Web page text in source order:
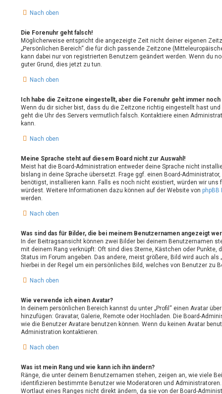
Nach oben
Die Forenuhr geht falsch!
Möglicherweise entspricht die angezeigte Zeit nicht deiner eigenen
„Persönlichen Bereich“ die für dich passende Zeitzone
kann dabei nur von registrierten Benutzern geändert werden. Wenn du
guter Grund, dies jetzt zu tun.
Nach oben
Ich habe die Zeitzone eingestellt, aber die Forenuhr geht immer noch
Wenn du dir sicher bist, dass du die Zeitzone richtig eingestellt hast
geht die Uhr des Servers vermutlich falsch. Kontaktiere einen
kann.
Nach oben
Meine Sprache steht auf diesem Board nicht zur Auswahl!
Meist hat die Board-Administration entweder deine Sprache nicht
bislang in deine Sprache übersetzt. Frage ggf. einen Board-
benötigst, installieren kann. Falls es noch nicht existiert, würden wir uns
würdest. Weitere Informationen dazu können auf der Website von phpBB
werden.
Nach oben
Was sind das für Bilder, die bei meinem Benutzernamen angezeigt
In der Beitragsansicht können zwei Bilder bei deinem Benutzernamen
mit deinem Rang verknüpft: Oft sind dies Sterne, Kästchen oder Punkte,
Status im Forum angeben. Das andere, meist größere, Bild wird auch als
hierbei in der Regel um ein persönliches Bild, welches von Benutzer zu
Nach oben
Wie verwende ich einen Avatar?
In deinem persönlichen Bereich kannst du unter „Profil“ einen Avatar
hinzufügen: Gravatar, Galerie, Remote oder Hochladen. Die Board-
wie die Benutzer Avatare benutzen können. Wenn du keinen Avatar
Administration kontaktieren.
Nach oben
Was ist mein Rang und wie kann ich ihn ändern?
Ränge, die unter deinem Benutzernamen stehen, zeigen an, wie viele
identifizieren bestimmte Benutzer wie Moderatoren und
Wortlaut eines Ranges nicht direkt ändern, da sie von der Board-